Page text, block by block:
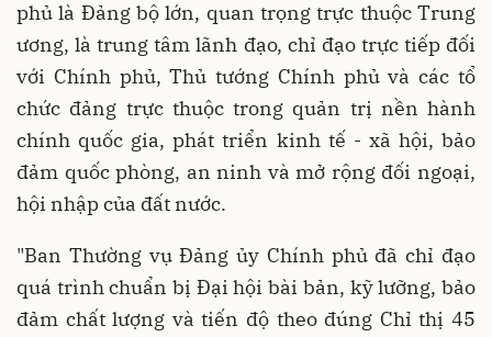
phủ là Đảng bộ lớn, quan trọng trực thuộc Trung
ương, là trung tâm lãnh đạo, chỉ đạo trực tiếp đối
với Chính phủ, Thủ tướng Chính phủ và các tổ
chức đảng trực thuộc trong quản trị nền hành
chính quốc gia, phát triển kinh tế - xã hội, bảo
đảm quốc phòng, an ninh và mở rộng đối ngoại,
hội nhập của đất nước.
"Ban Thường vụ Đảng ủy Chính phủ đã chỉ đạo
quá trình chuẩn bị Đại hội bài bản, kỹ lưỡng, bảo
đảm chất lượng và tiến độ theo đúng Chỉ thị 45